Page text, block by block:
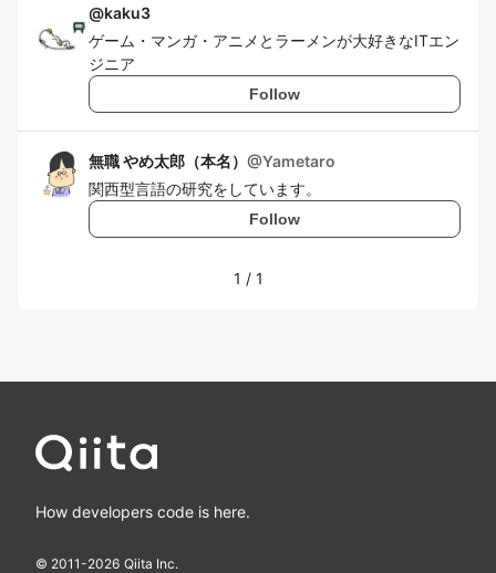
@kaku3
ゲーム・マンガ・アニメとラーメンが大好きなITエン
ジニア
Follow
無職 やめ太郎（本名） @Yametaro
関西型言語の研究をしています。
Follow
1 / 1
How developers code is here.
© 2011-2026 Qiita Inc.